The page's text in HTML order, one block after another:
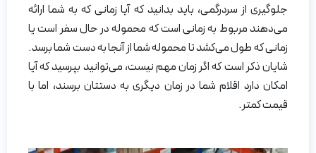
جلوگیری از سردرگمی، باید بدانید که آیا زمانی که به شما ارائه
می‌دهند مربوط به زمانی است که محموله در حال سفر است یا
زمانی که طول می‌کشد تا محموله شما از آنجا به دست شما برسد.
شایان ذکر است که اگر زمان مهم نیست، می‌توانید بپرسید که آیا
امکان دارد اقلام شما در زمان دیگری به دستتان برسند، اما با
قیمت کمتر.